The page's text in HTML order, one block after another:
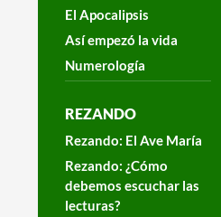
El Apocalipsis
Así empezó la vida
Numerología
REZANDO
Rezando: El Ave María
Rezando: ¿Cómo
debemos escuchar las
lecturas?